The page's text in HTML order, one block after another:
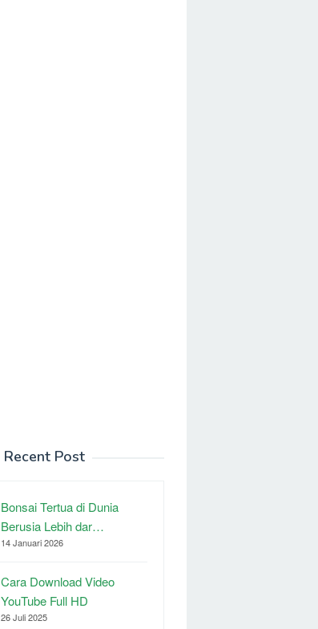
Recent Post
Bonsai Tertua di Dunia
Berusia Lebih dar…
14 Januari 2026
Cara Download Video
YouTube Full HD
26 Juli 2025